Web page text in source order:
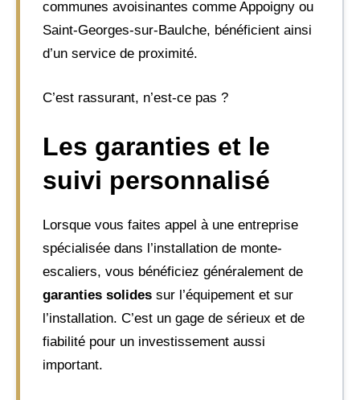
communes avoisinantes comme Appoigny ou
Saint-Georges-sur-Baulche, bénéficient ainsi
d’un service de proximité.
C’est rassurant, n’est-ce pas ?
Les garanties et le
suivi personnalisé
Lorsque vous faites appel à une entreprise
spécialisée dans l’installation de monte-
escaliers, vous bénéficiez généralement de
garanties solides sur l’équipement et sur
l’installation. C’est un gage de sérieux et de
fiabilité pour un investissement aussi
important.